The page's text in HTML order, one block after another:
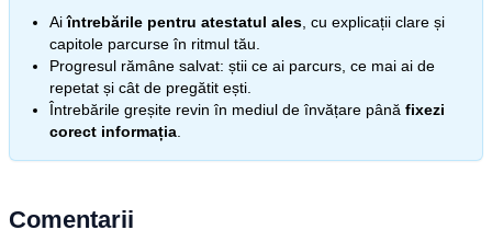
Aiîntrebările pentru atestatul ales , cu explicații clare și
capitole parcurse în ritmul tău.
Progresul rămâne salvat: știi ce ai parcurs, ce mai ai de
repetat și cât de pregătit ești.
Întrebările greșite revin în mediul de învățare până fixezi
corect informația
Comentarii